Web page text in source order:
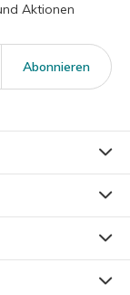
Aktionen
Abonnieren